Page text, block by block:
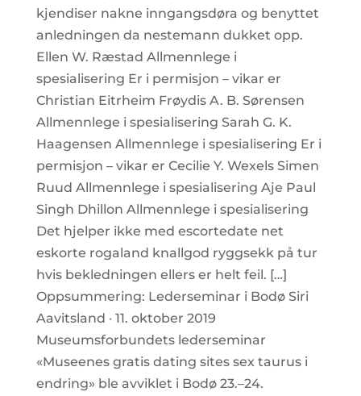
kjendiser nakne inngangsdøra og benyttet
anledningen da nestemann dukket opp.
Ellen W. Ræstad Allmennlege i
spesialisering Er i permisjon – vikar er
Christian Eitrheim Frøydis A. B. Sørensen
Allmennlege i spesialisering Sarah G. K.
Haagensen Allmennlege i spesialisering Er i
permisjon – vikar er Cecilie Y. Wexels Simen
Ruud Allmennlege i spesialisering Aje Paul
Singh Dhillon Allmennlege i spesialisering
Det hjelper ikke med escortedate net
eskorte rogaland knallgod ryggsekk på tur
hvis bekledningen ellers er helt feil. […]
Oppsummering: Lederseminar i Bodø Siri
Aavitsland · 11. oktober 2019
Museumsforbundets lederseminar
«Museenes gratis dating sites sex taurus i
endring» ble avviklet i Bodø 23.–24.